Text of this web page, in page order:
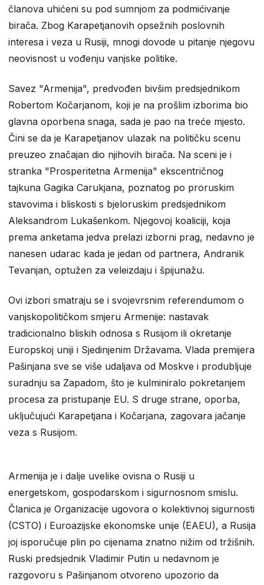
članova uhićeni su pod sumnjom za podmićivanje
birača. Zbog Karapetjanovih opsežnih poslovnih
interesa i veza u Rusiji, mnogi dovode u pitanje njegovu
neovisnost u vođenju vanjske politike.
Savez "Armenija", predvođen bivšim predsjednikom
Robertom Kočarjanom, koji je na prošlim izborima bio
glavna oporbena snaga, sada je pao na treće mjesto.
Čini se da je Karapetjanov ulazak na političku scenu
preuzeo značajan dio njihovih birača. Na sceni je i
stranka "Prosperitetna Armenija" ekscentričnog
tajkuna Gagika Carukjana, poznatog po proruskim
stavovima i bliskosti s bjeloruskim predsjednikom
Aleksandrom Lukašenkom. Njegovoj koaliciji, koja
prema anketama jedva prelazi izborni prag, nedavno je
nanesen udarac kada je jedan od partnera, Andranik
Tevanjan, optužen za veleizdaju i špijunažu.
Ovi izbori smatraju se i svojevrsnim referendumom o
vanjskopolitičkom smjeru Armenije: nastavak
tradicionalno bliskih odnosa s Rusijom ili okretanje
Europskoj uniji i Sjedinjenim Državama. Vlada premijera
Pašinjana sve se više udaljava od Moskve i produbljuje
suradnju sa Zapadom, što je kulminiralo pokretanjem
procesa za pristupanje EU. S druge strane, oporba,
uključujući Karapetjana i Kočarjana, zagovara jačanje
veza s Rusijom.
Armenija je i dalje uvelike ovisna o Rusiji u
energetskom, gospodarskom i sigurnosnom smislu.
Članica je Organizacije ugovora o kolektivnoj sigurnosti
(CSTO) i Euroazijske ekonomske unije (EAEU), a Rusija
joj isporučuje plin po cijenama znatno nižim od tržišnih.
Ruski predsjednik Vladimir Putin u nedavnom je
razgovoru s Pašinjanom otvoreno upozorio da